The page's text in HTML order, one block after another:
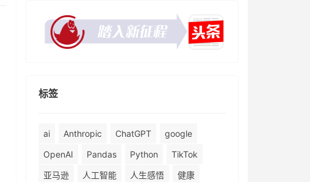
标签
ai Anthropic ChatGPT
google
OpenAI
Pandas Python
TikTok
亚马逊
人工智能 人生感悟
健康